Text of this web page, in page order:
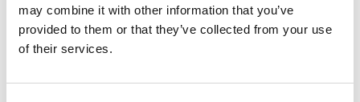
may combine it with other information that you’ve
provided to them or that they’ve collected from your use
of their services.
して利用しています。仕事や読書、音楽を聞い
たり、テレビを見たり、朝食をとったりなど、